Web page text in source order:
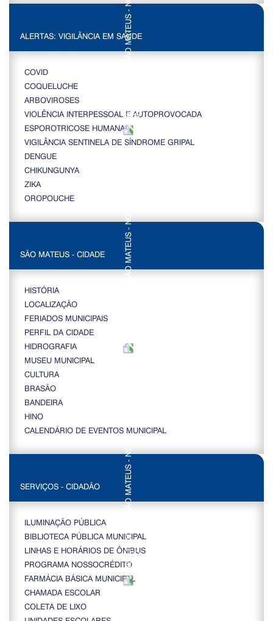
ALERTAS: VIGILÂNCIA EM SAÚDE
COVID
COQUELUCHE
ARBOVIROSES
VIOLÊNCIA INTERPESSOAL E AUTOPROVOCADA
ESPOROTRICOSE HUMANA
VIGILÂNCIA SENTINELA DE SÍNDROME GRIPAL
DENGUE
CHIKUNGUNYA
ZIKA
OROPOUCHE
SÃO MATEUS - CIDADE
HISTÓRIA
LOCALIZAÇÃO
FERIADOS MUNICIPAIS
PERFIL DA CIDADE
HIDROGRAFIA
MUSEU MUNICIPAL
CULTURA
BRASÃO
BANDEIRA
HINO
CALENDÁRIO DE EVENTOS MUNICIPAL
SERVIÇOS - CIDADÃO
ILUMINAÇÃO PÚBLICA
BIBLIOTECA PÚBLICA MUNICIPAL
LINHAS E HORÁRIOS DE ÔNIBUS
PROGRAMA NOSSOCRÉDITO
FARMÁCIA BÁSICA MUNICIPAL
CHAMADA ESCOLAR
COLETA DE LIXO